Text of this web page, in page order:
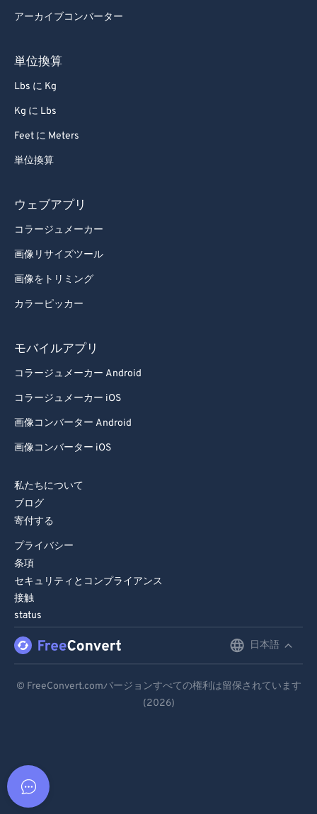
アーカイブコンバーター
単位換算
Lbs に Kg
Kg に Lbs
Feet に Meters
単位換算
ウェブアプリ
コラージュメーカー
画像リサイズツール
画像をトリミング
カラーピッカー
モバイルアプリ
コラージュメーカー Android
コラージュメーカー iOS
画像コンバーター Android
画像コンバーター iOS
私たちについて
ブログ
寄付する
プライバシー
条項
セキュリティとコンプライアンス
接触
status
日本語
Español
© FreeConvert.comバージョンすべての権利は留保されています
(2026)